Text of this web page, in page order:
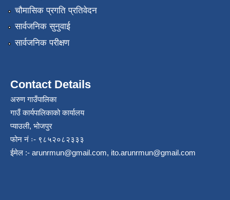
चौमासिक प्रगति प्रतिवेदन
सार्वजनिक सुनुवाई
सार्वजनिक परीक्षण
Contact Details
अरुण गाउँपालिका
गाउँ कार्यपालिकाको कार्यालय
प्याउली, भोजपुर
फोन नं ः- ९८५२०८२३३३
ईमेल :- arunrmun@gmail.com, ito.arunrmun@gmail.com